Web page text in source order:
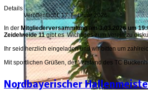
Details
Veröffentlicht: 17. Februar 2026
In der Mitgliederversammlung am 3.03.2026 um
Zeidelweide 11gibt es Wichtiges zum Verein zu
Ihr seid herzlich eingeladen und wir bitten um
Mit sportlichen Grüßen, der Vorstand des TC
Nordbayerischer